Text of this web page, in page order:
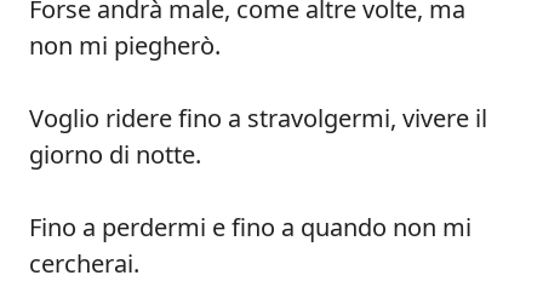
Forse andrà male, come altre volte, ma
non mi piegherò.
Voglio ridere fino a stravolgermi, vivere il
giorno di notte.
Fino a perdermi e fino a quando non mi
cercherai.